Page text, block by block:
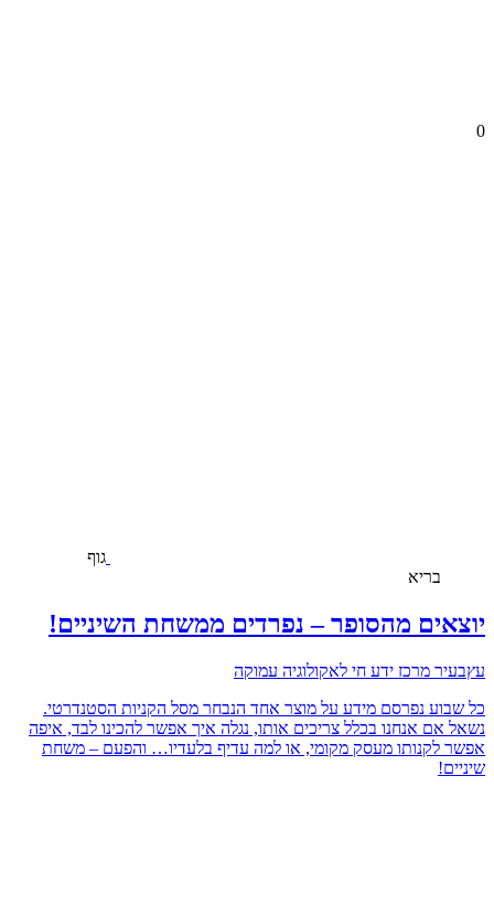
0
גוף
בריא
יוצאים מהסופר – נפרדים ממשחת השיניים!
עץבעיר מרכז ידע חי לאקולוגיה עמוקה
כל שבוע נפרסם מידע על מוצר אחד הנבחר מסל הקניות הסטנדרטי.
נשאל אם אנחנו בכלל צריכים אותו, נגלה איך אפשר להכינו לבד, איפה
אפשר לקנותו מעסק מקומי, או למה עדיף בלעדיו… והפעם – משחת
שיניים!